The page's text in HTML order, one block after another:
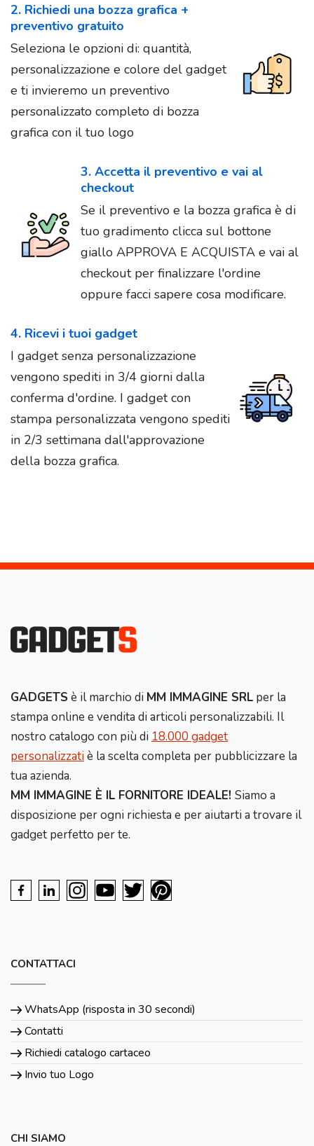
2. Richiedi una bozza grafica +
preventivo gratuito
Seleziona le opzioni di: quantità,
personalizzazione e colore del gadget
e ti invieremo un preventivo
personalizzato completo di bozza
grafica con il tuo logo
3. Accetta il preventivo e vai al
checkout
Se il preventivo e la bozza grafica è di
tuo gradimento clicca sul bottone
giallo APPROVA E ACQUISTA e vai al
checkout per finalizzare l'ordine
oppure facci sapere cosa modificare.
4. Ricevi i tuoi gadget
I gadget senza personalizzazione
vengono spediti in 3/4 giorni dalla
conferma d'ordine. I gadget con
stampa personalizzata vengono spediti
in 2/3 settimana dall'approvazione
della bozza grafica.
GADGETS è il marchio di MM IMMAGINE SRL per la
stampa online e vendita di articoli personalizzabili. Il
nostro catalogo con più di 18.000 gadget
personalizzatiè la scelta completa per pubblicizzare la
tua azienda.
MM IMMAGINE È IL FORNITORE IDEALE! Siamo a
disposizione per ogni richiesta e per aiutarti a trovare il
gadget perfetto per te.
CONTATTACI
WhatsApp (risposta in 30 secondi)
Contatti
Richiedi catalogo cartaceo
Invio tuo Logo
CHI SIAMO